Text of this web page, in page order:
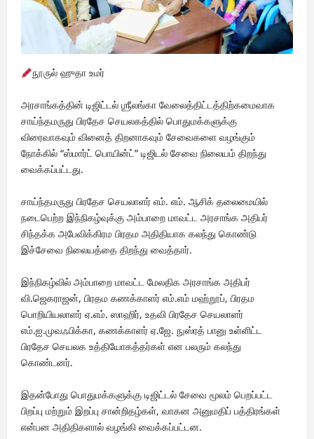
நூருல் ஹுதா உமர்
அரசாங்கத்தின் டிஜிட்டல் ஶ்ரீலங்கா வேலைத்திட்டத்திற்கமைவாக
சாய்ந்தமருது பிரதேச செயலகத்தில் பொதுமக்களுக்கு
விரைவாகவும் வினைத் திறனாகவும் சேவைகளை வழங்கும்
நோக்கில் “ஸ்மார்ட் பொயின்ட்” டிஜிடல் சேவை நிலையம் திறந்து
வைக்கப்பட்டது.
சாய்ந்தமருது பிரதேச செயலாளர் எம். எம். ஆசிக் தலைமையில்
நடைபெற்ற இந்நிகழ்வுக்கு அம்பாறை மாவட்ட அரசாங்க அதிபர்
சிந்தக்க அபேவிக்கிரம பிரதம அதிதியாக கலந்து கொண்டு
இச்சேவை நிலையத்தை திறந்து வைத்தார்.
இந்நிகழ்வில் அம்பாறை மாவட்ட மேலதிக அரசாங்க அதிபர்
வி.ஜெகராஜன், பிரதம கணக்காளர் எம்.எம் மஹ்றூப், பிரதம
பொறியியலாளர் ஏ.எம். ஸாஹிர், உதவி பிரதேச செயலாளர்
எம்.ஐ.முவஃபிக்கா, கணக்காளர் ஏ.ஜே. நுஸ்ரத் பானு உள்ளிட்ட
பிரதேச செயலக உத்தியோகத்தர்கள் என பலரும் கலந்து
கொண்டனர்.
இதன்போது பொதுமக்களுக்கு டிஜிட்டல் சேவை மூலம் பெறப்பட்ட
பிறப்பு மற்றும் இறப்பு சான்றிதழ்கள், வாகன அனுமதிப் பத்திரங்கள்
என்பன அதிதிகளால் வழங்கி வைக்கப்பட்டன.